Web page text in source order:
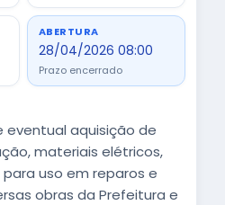
ABERTURA
28/04/2026 08:00
Prazo encerrado
eventual aquisição de
materiais elétricos,
uso em reparos e
obras da Prefeitura e